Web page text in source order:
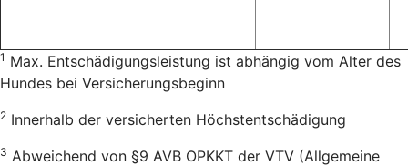
1 Max. Entschädigungsleistung ist abhängig vom Alter des
Hundes bei Versicherungsbeginn
2 Innerhalb der versicherten Höchstentschädigung
3 Abweichend von §9 AVB OPKKT der VTV (Allgemeine